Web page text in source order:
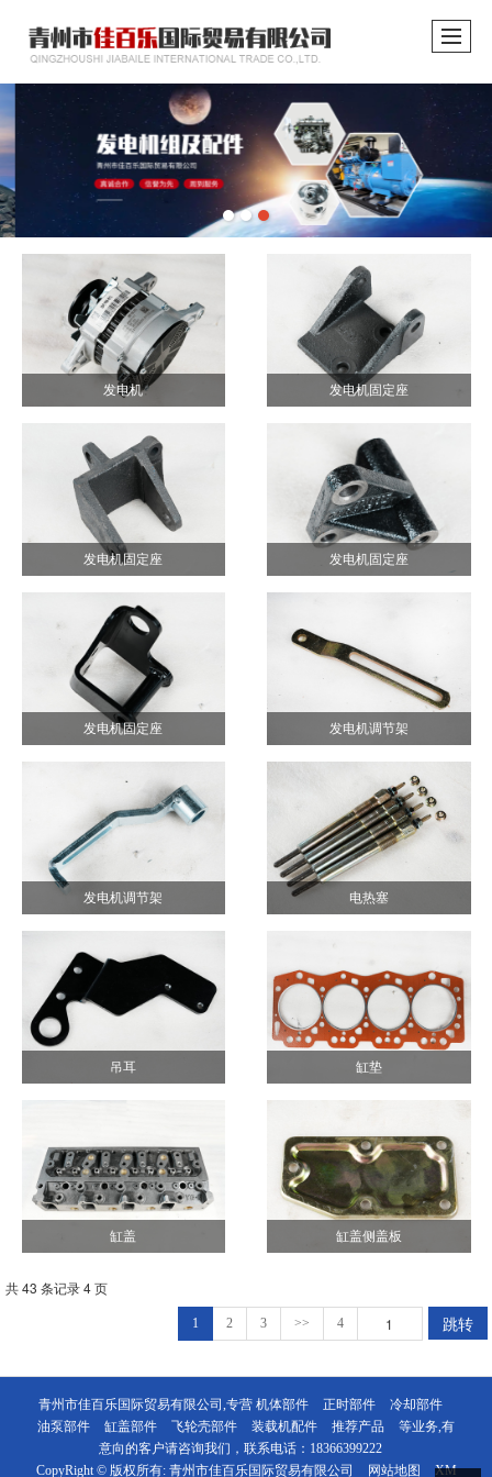
发电机 发电机固定座
发电机固定座 发电机固定座
发电机固定座 发电机调节架
发电机调节架 电热塞
吊耳 缸垫
缸盖 缸盖侧盖板
共 43 条记录 4 页
1 2 3 >> 4 跳转
青州市佳百乐国际贸易有限公司,专营 机体部件 正时部件
冷却部件
油泵部件
缸盖部件 飞轮壳部件 装载机配件 推荐产品
等业务,有
意向的客户请咨询我们，联系电话： 18366399222
CopyRight © 版权所有: 青州市佳百乐国际贸易有限公司 网站地图 XM